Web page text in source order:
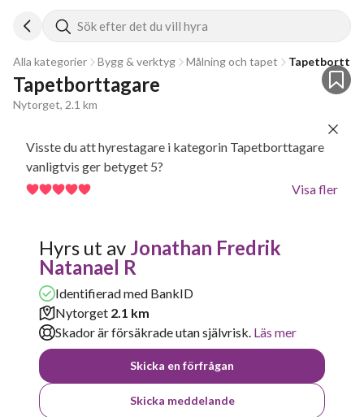
Sök efter det du vill hyra
Alla kategorier Bygg & verktyg Målning och tapet
Tapetborttagare
Nytorget, 2.1 km
Visste du att hyrestagare i kategorin Tapetborttagare
vanligtvis ger betyget 5?
Visa fler
Hyrs ut av Jonathan Fredrik
Natanael R
Identifierad med BankID
Nytorget 2.1 km
Skador är försäkrade utan självrisk. Läs mer
Skicka en förfrågan
Skicka meddelande